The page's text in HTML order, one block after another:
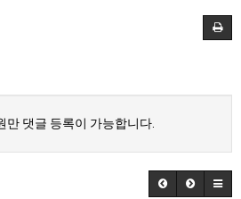
만 댓글 등록이 가능합니다.